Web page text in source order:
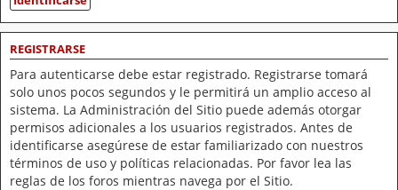
REGISTRARSE
Para autenticarse debe estar registrado. Registrarse tomará
solo unos pocos segundos y le permitirá un amplio acceso al
sistema. La Administración del Sitio puede además otorgar
permisos adicionales a los usuarios registrados. Antes de
identificarse asegúrese de estar familiarizado con nuestros
términos de uso y políticas relacionadas. Por favor lea las
reglas de los foros mientras navega por el Sitio.